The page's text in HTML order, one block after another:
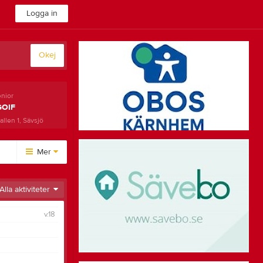
Logga in
Okej
1, Sävsjö
Mer
Huvudmeny
Kalender
Bli medlem
aktiviteter
v.18